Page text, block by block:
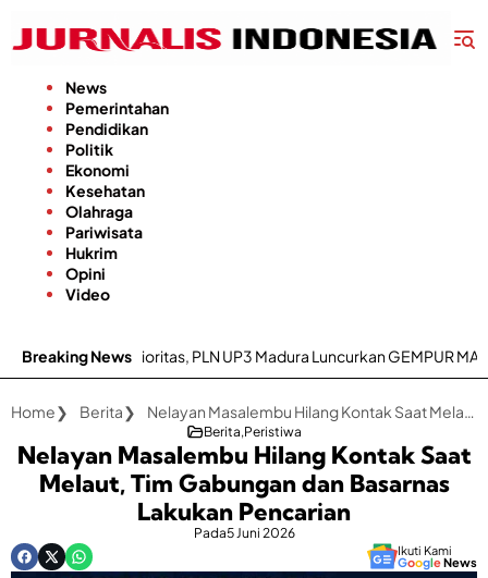
konten
News
Pemerintahan
Pendidikan
Politik
Ekonomi
Kesehatan
Olahraga
Pariwisata
Hukrim
Opini
Video
Breaking News
PLN UP3 Madura Luncurkan GEMPUR MADURA–GESIT POLL
Home Berita Nelayan Masalembu Hilang Kontak Saat Melaut, Tim Gabungan dan Basarnas Lakukan Pencarian
Berita Peristiwa
Nelayan Masalembu Hilang Kontak Saat
Melaut, Tim Gabungan dan Basarnas
Lakukan Pencarian
Pada5 Juni 2026
Ikuti Kami
GoogleNews